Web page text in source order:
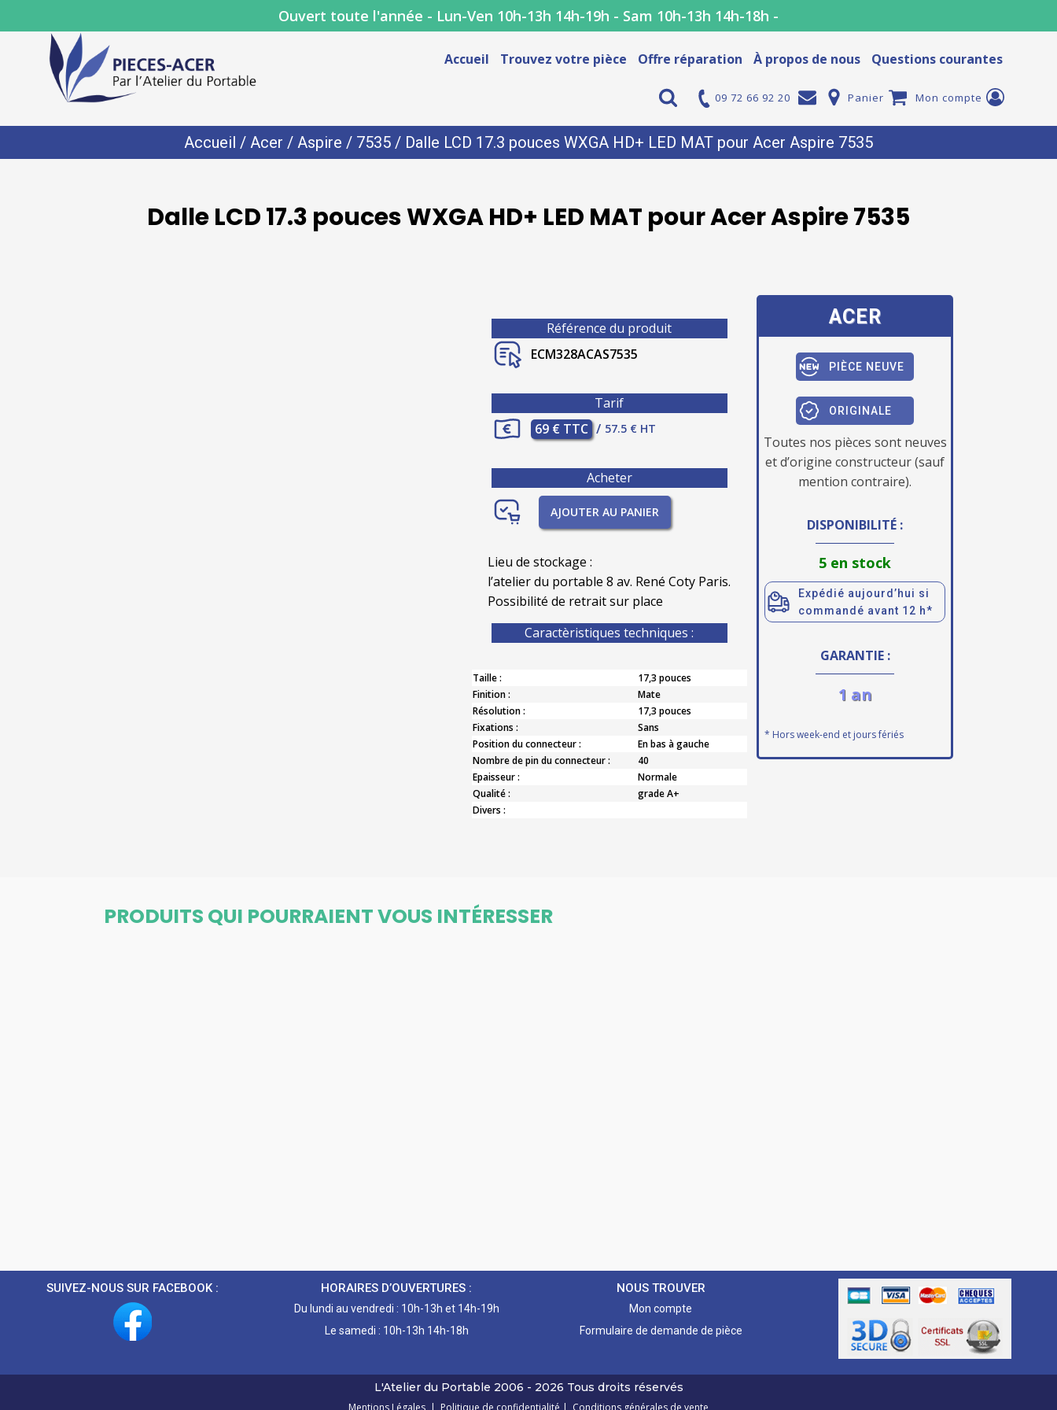
Ouvert toute l'année - Lun-Ven 10h-13h 14h-19h - Sam 10h-13h 14h-18h -
Accueil Trouvez votre pièce Offre réparation À propos de nous Questions courantes
09 72 66 92 20 Panier Mon compte
Accueil / Acer / Aspire / 7535 / Dalle LCD 17.3 pouces WXGA HD+ LED MAT pour Acer Aspire 7535
Dalle LCD 17.3 pouces WXGA HD+ LED MAT pour Acer Aspire 7535
Référence du produit
ECM328ACAS7535
Tarif
69 € TTC / 57.5 € HT
Acheter
AJOUTER AU PANIER
Lieu de stockage :
l’atelier du portable 8 av. René Coty Paris.
Possibilité de retrait sur place
Caractèristiques techniques :
Taille :
17,3 pouces
Finition :
Mate
Résolution :
17,3 pouces
Fixations :
Sans
Position du connecteur :
En bas à gauche
Nombre de pin du connecteur :
40
Epaisseur :
Normale
Qualité :
grade A+
Divers :
ACER
PIÈCE NEUVE
ORIGINALE
Toutes nos pièces sont neuves
et d’origine constructeur (sauf
mention contraire).
DISPONIBILITÉ :
5 en stock
Expédié aujourd’hui si
commandé avant 12 h*
GARANTIE :
1 an
* Hors week-end et jours fériés
PRODUITS QUI POURRAIENT VOUS INTÉRESSER
SUIVEZ-NOUS SUR FACEBOOK : HORAIRES D’OUVERTURES :
Du lundi au vendredi : 10h-13h et 14h-19h
Le samedi : 10h-13h 14h-18h
NOUS TROUVER
Mon compte
Formulaire de demande de pièce
L'Atelier du Portable 2006 - 2026 Tous droits réservés
Mentions Légales | Politique de confidentialité | Conditions générales de vente